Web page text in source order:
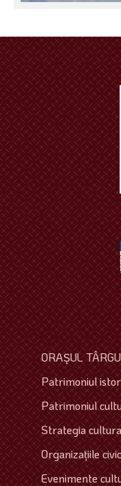
ORAŞUL
Patrimoniul
Patrimoniul
Strategia
Organizaţiile
Evenimente